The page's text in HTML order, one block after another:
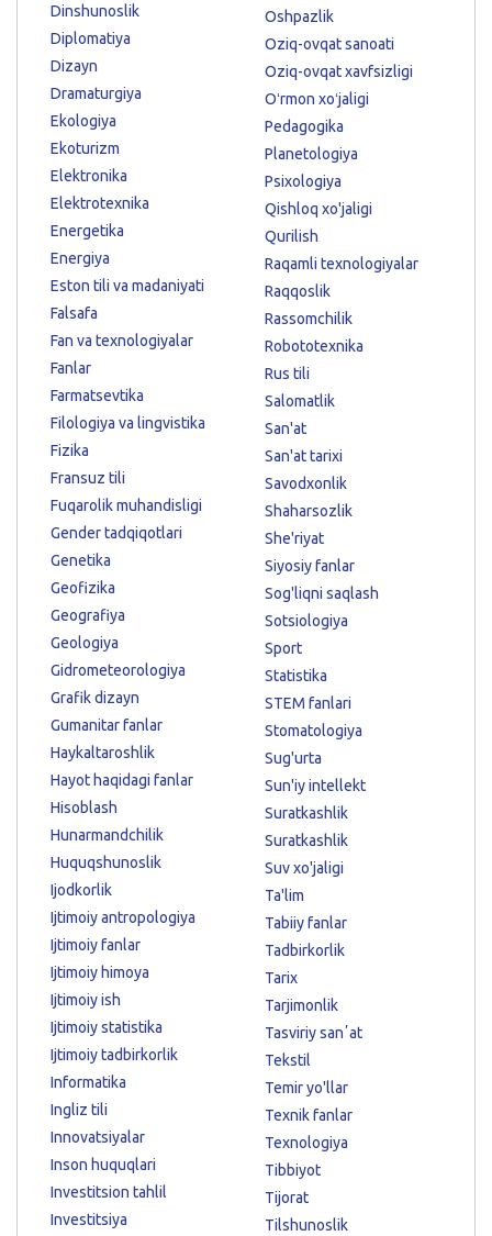
Dinshunoslik
Diplomatiya
Dizayn
Dramaturgiya
Ekologiya
Ekoturizm
Elektronika
Elektrotexnika
Energetika
Energiya
Eston tili va madaniyati
Falsafa
Fan va texnologiyalar
Fanlar
Farmatsevtika
Filologiya va lingvistika
Fizika
Fransuz tili
Fuqarolik muhandisligi
Gender tadqiqotlari
Genetika
Geofizika
Geografiya
Geologiya
Gidrometeorologiya
Grafik dizayn
Gumanitar fanlar
Haykaltaroshlik
Hayot haqidagi fanlar
Hisoblash
Hunarmandchilik
Huquqshunoslik
Ijodkorlik
Ijtimoiy antropologiya
Ijtimoiy fanlar
Ijtimoiy himoya
Ijtimoiy ish
Ijtimoiy statistika
Ijtimoiy tadbirkorlik
Informatika
Ingliz tili
Innovatsiyalar
Inson huquqlari
Investitsion tahlil
Investitsiya
Oshpazlik
Oziq-ovqat sanoati
Oziq-ovqat xavfsizligi
Oʻrmon xoʻjaligi
Pedagogika
Planetologiya
Psixologiya
Qishloq xo'jaligi
Qurilish
Raqamli texnologiyalar
Raqqoslik
Rassomchilik
Robototexnika
Rus tili
Salomatlik
San'at
San'at tarixi
Savodxonlik
Shaharsozlik
She'riyat
Siyosiy fanlar
Sog'liqni saqlash
Sotsiologiya
Sport
Statistika
STEM fanlari
Stomatologiya
Sug'urta
Sun'iy intellekt
Suratkashlik
Suratkashlik
Suv xo'jaligi
Ta'lim
Tabiiy fanlar
Tadbirkorlik
Tarix
Tarjimonlik
Tasviriy sanʼat
Tekstil
Temir yo'llar
Texnik fanlar
Texnologiya
Tibbiyot
Tijorat
Tilshunoslik